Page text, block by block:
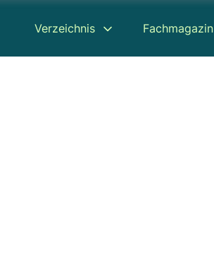
Verzeichnis Fachmagazin